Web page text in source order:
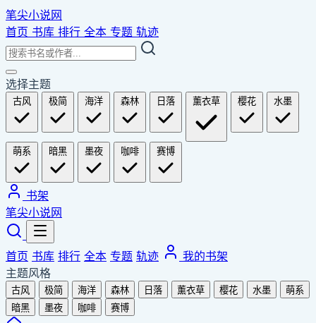
笔尖小说网
首页 书库 排行 全本 专题 轨迹
选择主题
古风 极简 海洋 森林 日落 薰衣草 樱花 水墨
萌系 暗黑 墨夜 咖啡 赛博
书架
笔尖小说网
首页 书库 排行 全本 专题 轨迹
我的书架
主题风格
古风 极简 海洋 森林 日落 薰衣草 樱花 水墨
萌系
暗黑
墨夜 咖啡 赛博